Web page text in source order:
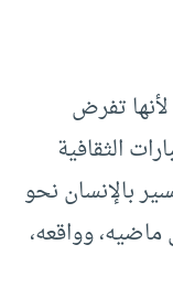
تفرض
الثقافية
بالإنسان نحو
ماضيه، وواقعه،